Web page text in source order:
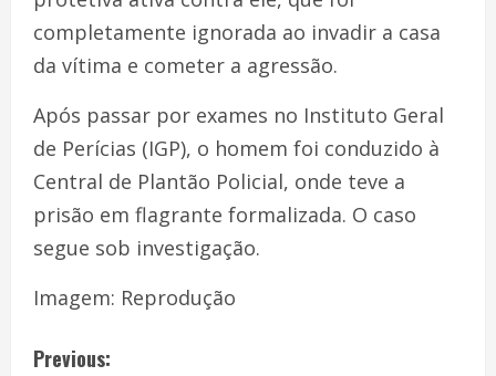
completamente ignorada ao invadir a casa
da vítima e cometer a agressão.
Após passar por exames no Instituto Geral
de Perícias (IGP), o homem foi conduzido à
Central de Plantão Policial, onde teve a
prisão em flagrante formalizada. O caso
segue sob investigação.
Imagem: Reprodução
Previous: